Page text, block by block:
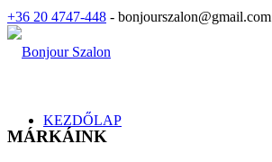
+36 20 4747-448 - bonjourszalon@gmail.com
KEZDŐLAP
MÁRKÁINK